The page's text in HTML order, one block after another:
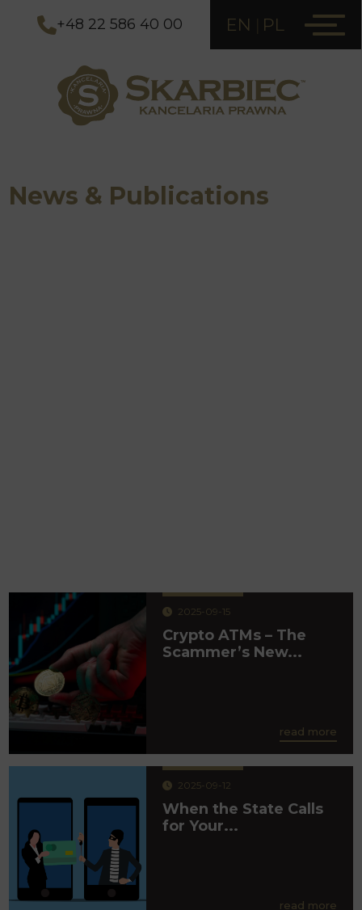
+48 22 586 40 00 EN PL
News & Publications
2025-09-15
Crypto ATMs – The
Scammer’s New...
read more
2025-09-12
When the State Calls
for Your...
read more